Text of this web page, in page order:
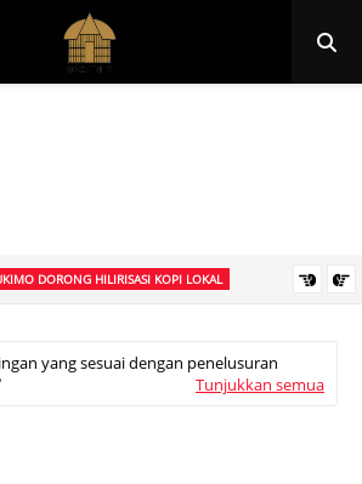
DORONG HILIRISASI KOPI LOKAL
yang sesuai dengan penelusuran
Tunjukkan semua